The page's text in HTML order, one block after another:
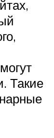
Такие